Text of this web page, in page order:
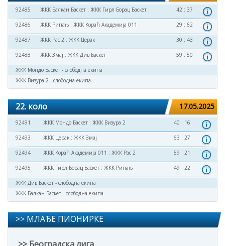
92485 ЖКК Балкан Баскет : ЖКК Гирл Борац Баскет 42 : 37
92486 ЖКК Рипањ : ЖКК Кораћ Академија 011 29 : 62
92487 ЖКК Рас 2 : ЖКК Церак 30 : 43
92488 ЖКК Змај : ЖКК Див Баскет 59 : 50
ЖКК Мондо Баскет - слободна екипа
ЖКК Визура 2 - слободна екипа
22. коло 17.05.2025
92491 ЖКК Мондо Баскет : ЖКК Визура 2 40 : 16
92493 ЖКК Церак : ЖКК Змај 63 : 27
92494 ЖКК Кораћ Академија 011 : ЖКК Рас 2 59 : 21
92495 ЖКК Гирл Борац Баскет : ЖКК Рипањ 49 : 22
ЖКК Див Баскет - слободна екипа
ЖКК Балкан Баскет - слободна екипа
>> МЛАЂЕ ПИОНИРКЕ